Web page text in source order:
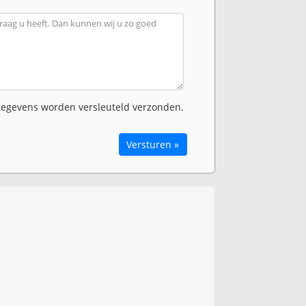
worden versleuteld verzonden.
Versturen »